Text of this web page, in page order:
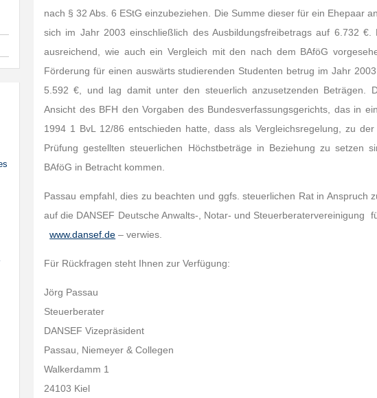
nach § 32 Abs. 6 EStG einzubeziehen. Die Summe dieser für ein Ehepaar
sich im Jahr 2003 einschließlich des Ausbildungsfreibetrags auf 6.732
ausreichend, wie auch ein Vergleich mit den nach dem BAföG
Förderung für einen auswärts studierenden Studenten betrug im Jahr
5.592 €, und lag damit unter den steuerlich anzusetzenden Beträgen.
Ansicht des BFH den Vorgaben des Bundesverfassungsgerichts, das in
1994 1 BvL 12/86 entschieden hatte, dass als Vergleichsregelung, zu
Prüfung gestellten steuerlichen Höchstbeträge in Beziehung zu setzen
BAföG in Betracht kommen.
Passau empfahl, dies zu beachten und ggfs. steuerlichen Rat in Anspruch
auf die DANSEF Deutsche Anwalts-, Notar- und Steuerberatervereinigung
www.dansef.de – verwies.
Für Rückfragen steht Ihnen zur Verfügung:
Jörg Passau
Steuerberater
DANSEF Vizepräsident
Passau, Niemeyer & Collegen
Walkerdamm 1
24103 Kiel